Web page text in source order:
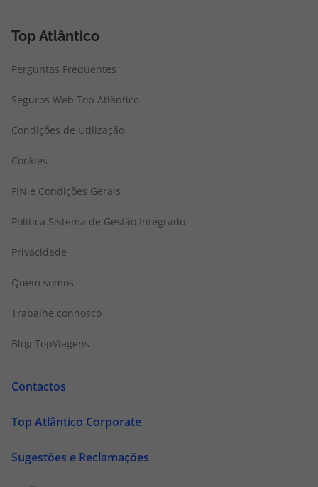
Top Atlântico
Perguntas Frequentes
Seguros Web Top Atlântico
Condições de Utilização
Cookies
FIN e Condições Gerais
Politica Sistema de Gestão Integrado
Privacidade
Quem somos
Trabalhe connosco
Blog TopViagens
Contactos
Top Atlântico Corporate
Sugestões e Reclamações